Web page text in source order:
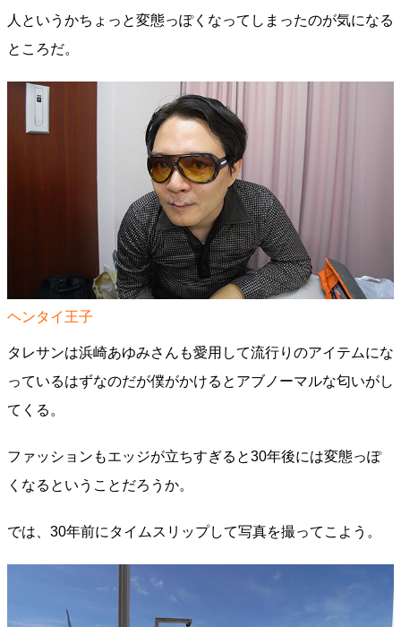
人というかちょっと変態っぽくなってしまったのが気になる
ところだ。
ヘンタイ王子
タレサンは浜崎あゆみさんも愛用して流行りのアイテムにな
っているはずなのだが僕がかけるとアブノーマルな匂いがし
てくる。
ファッションもエッジが立ちすぎると30年後には変態っぽ
くなるということだろうか。
では、30年前にタイムスリップして写真を撮ってこよう。